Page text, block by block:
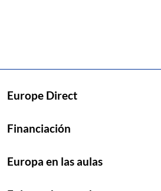
Europe Direct
Financiación
Europa en las aulas